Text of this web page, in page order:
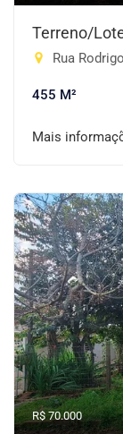
Terreno/
Rua
455 M²
Mais
R$ 70.000